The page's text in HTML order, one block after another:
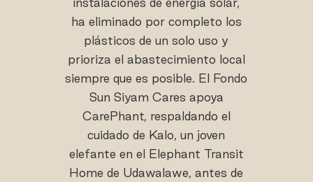
ha eliminado por completo los
plásticos de un solo uso y
prioriza el abastecimiento local
siempre que es posible. El Fondo
Sun Siyam Cares apoya
CarePhant, respaldando el
cuidado de Kalo, un joven
elefante en el Elephant Transit
Home de Udawalawe, antes de